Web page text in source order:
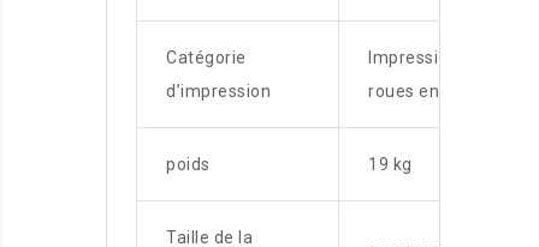
Catégorie
d’impression
Impression de
roues en acier
poids 19 kg
Taille de la